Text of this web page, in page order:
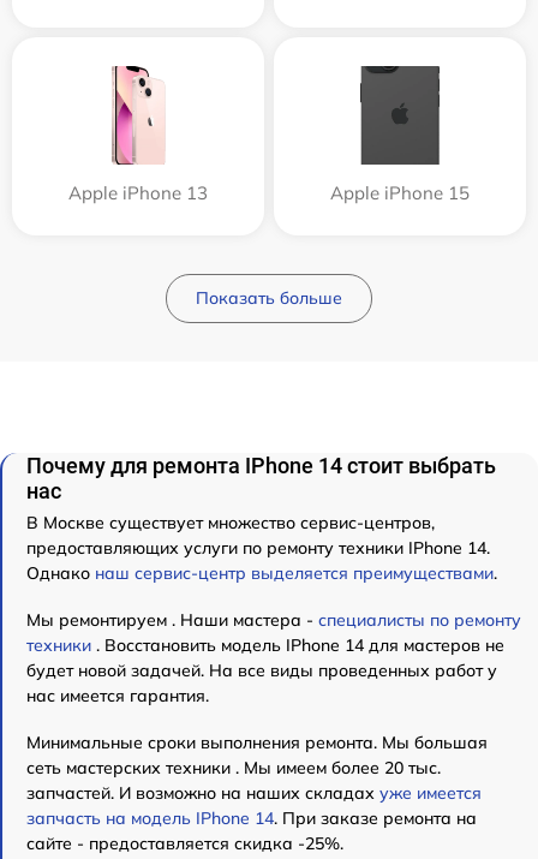
Apple iPhone 13 Apple iPhone 15
Показать больше
Почему для ремонта IPhone 14 стоит выбрать
нас
В Москве существует множество сервис-центров,
предоставляющих услуги по ремонту техники IPhone 14.
Однако наш сервис-центр выделяется преимуществами.
Мы ремонтируем . Наши мастера - специалисты по ремонту
техники . Восстановить модель IPhone 14 для мастеров не
будет новой задачей. На все виды проведенных работ у
нас имеется гарантия.
Минимальные сроки выполнения ремонта. Мы большая
сеть мастерских техники . Мы имеем более 20 тыс.
запчастей. И возможно на наших складах уже имеется
запчасть на модель IPhone 14. При заказе ремонта на
сайте - предоставляется скидка -25%.